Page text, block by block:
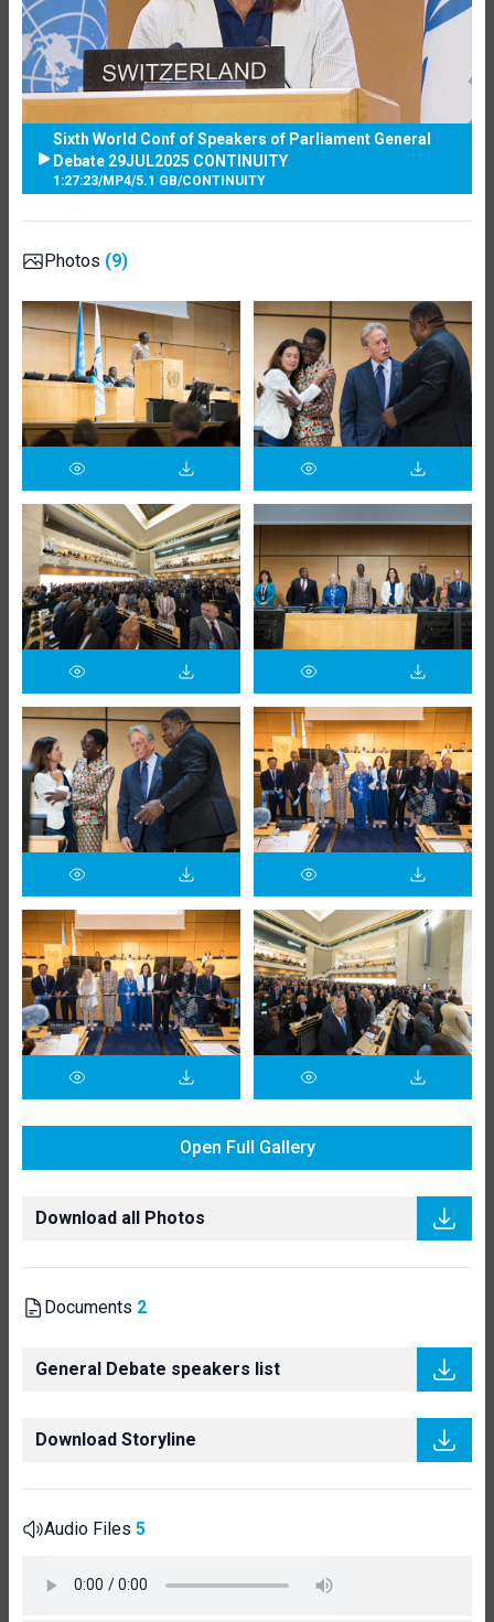
Sixth World Conf of Speakers of Parliament General
Debate 29JUL2025 CONTINUITY
1:27:23/MP4/5.1 GB/CONTINUITY
Photos (9)
Open Full Gallery
Download all Photos
Documents 2
General Debate speakers list
Download Storyline
Audio Files 5